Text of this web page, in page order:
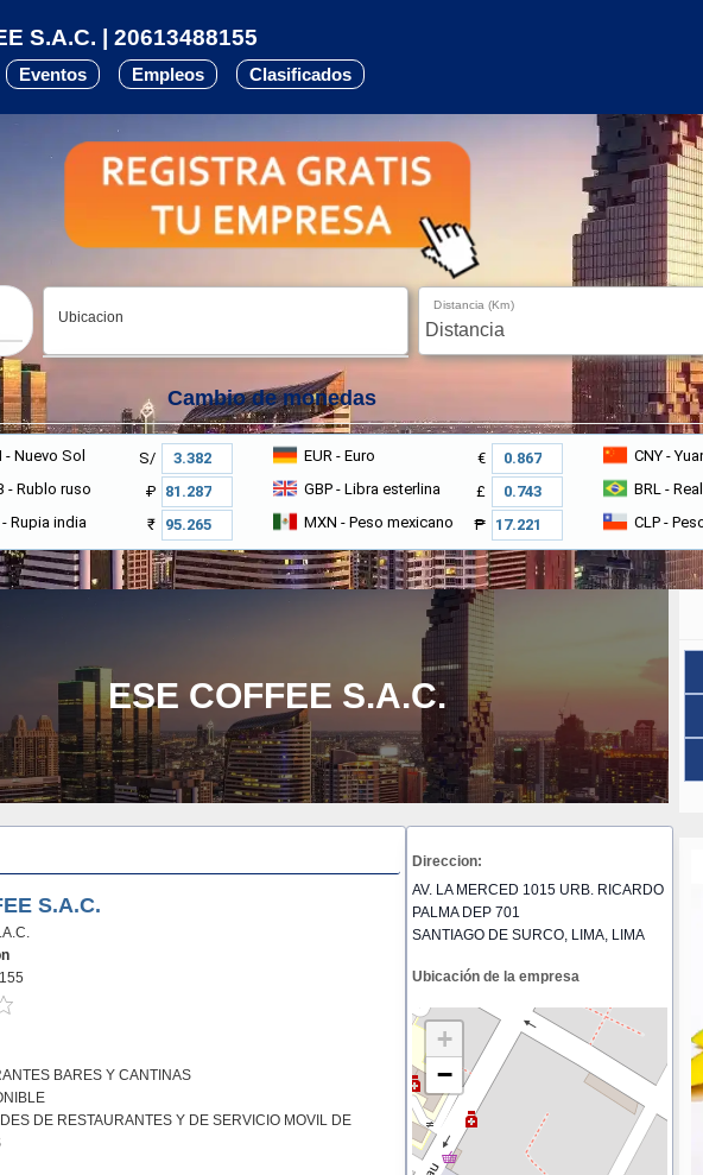
S.A.C. | 20613488155
Eventos Empleos Clasificados
Ubicacion
Distancia (Km)
Cambio de monedas
- Nuevo Sol S/ EUR - Euro € CNY-
- Rublo ruso ₽ GBP - Libra esterlina £ BRL -
- Rupia india ₹ MXN - Peso mexicano ₱ CLP-
ESE COFFEE S.A.C.
S.A.C.
BARES Y CANTINAS
DE RESTAURANTES Y DE SERVICIO MOVIL DE
Direccion:
AV. LA MERCED 1015 URB. RICARDO
PALMA DEP 701
SANTIAGO DE SURCO, LIMA, LIMA
Ubicación de la empresa
+
−